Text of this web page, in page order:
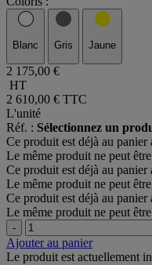
Coloris :
2 175,00 €
HT
2 610,00 €
L'unité
Réf. :Sélectionnez un
Ce produit est déjà au panier
Le même produit ne peut
Ce produit est déjà au panier
Le même produit ne peut
Ce produit est déjà au panier
Le même produit ne peut
-
Ajouter au panier